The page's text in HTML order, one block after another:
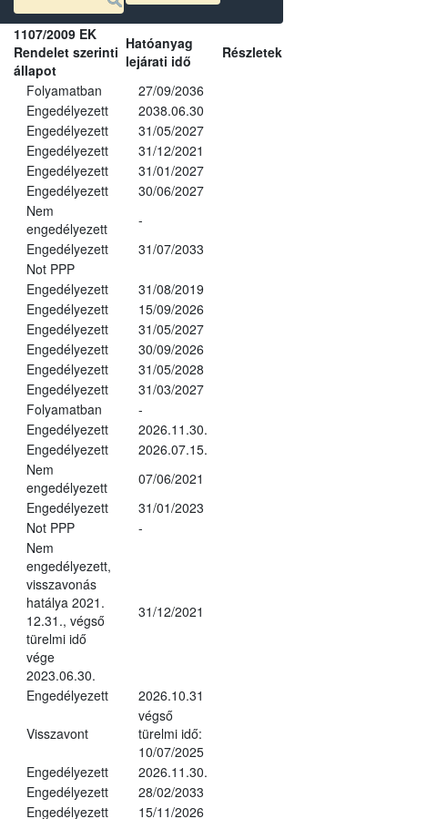
1107/2009 EK
Rendelet szerinti
állapot
Hatóanyag
lejárati idő
Részletek
Folyamatban
27/09/2036
Engedélyezett
2038.06.30
Engedélyezett
31/05/2027
Engedélyezett
31/12/2021
Engedélyezett
31/01/2027
Engedélyezett
30/06/2027
Nem
engedélyezett
-
Engedélyezett
31/07/2033
Not PPP
Engedélyezett
31/08/2019
Engedélyezett
15/09/2026
Engedélyezett
31/05/2027
Engedélyezett
30/09/2026
Engedélyezett
31/05/2028
Engedélyezett
31/03/2027
Folyamatban
-
Engedélyezett
2026.11.30.
Engedélyezett
2026.07.15.
Nem
engedélyezett
07/06/2021
Engedélyezett
31/01/2023
Not PPP -
Nem
engedélyezett,
visszavonás
hatálya 2021.
12.31., végső
türelmi idő
vége
2023.06.30.
31/12/2021
Engedélyezett 2026.10.31
Visszavont
végső
türelmi idő:
10/07/2025
Engedélyezett
2026.11.30.
Engedélyezett
28/02/2033
Engedélyezett
15/11/2026